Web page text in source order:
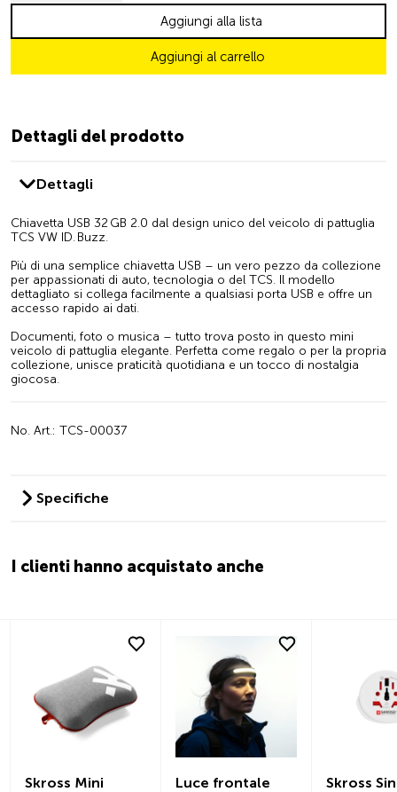
Aggiungi al carrello
Aggiungi alla lista
Dettagli del prodotto
Dettagli
Chiavetta USB 32 GB 2.0 dal design unico del veicolo di pattuglia
TCS VW ID. Buzz.
Più di una semplice chiavetta USB – un vero pezzo da collezione
per appassionati di auto, tecnologia o del TCS. Il modello
dettagliato si collega facilmente a qualsiasi porta USB e offre un
accesso rapido ai dati.
Documenti, foto o musica – tutto trova posto in questo mini
veicolo di pattuglia elegante. Perfetta come regalo o per la propria
collezione, unisce praticità quotidiana e un tocco di nostalgia
giocosa.
No. Art.: TCS-00037
Specifiche
I clienti hanno acquistato anche
Skross Mini
Luce frontale
Skross